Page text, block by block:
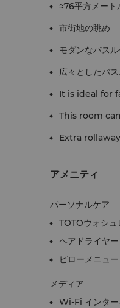
≈76平方メート
市街地の眺め
モダンなバス
広々としたバ
It is ideal for
This room
Extra
アメニティ
パーソナルケア
TOTOウォシュ
ヘアドライヤー
ピローメニュー
メディア
Wi-Fi インタ